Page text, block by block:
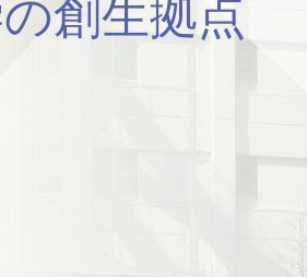
創生拠点